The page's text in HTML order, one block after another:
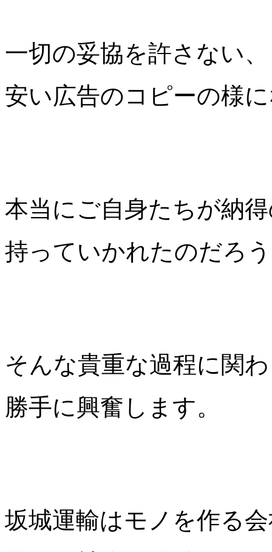
一切の妥協を許さない
安い広告のコピーの様
本当にご自身たちが納
持っていかれたのだろ
そんな貴重な過程に関
勝手に興奮します。
坂城運輸はモノを作る